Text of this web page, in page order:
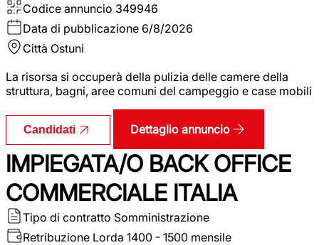
Codice annuncio 349946
Data di pubblicazione 6/8/2026
Città Ostuni
La risorsa si occuperà della pulizia delle camere della
struttura, bagni, aree comuni del campeggio e case mobili
Candidati Dettaglio annuncio
IMPIEGATA/O BACK OFFICE
COMMERCIALE ITALIA
Tipo di contratto Somministrazione
Retribuzione Lorda 1400 - 1500 mensile